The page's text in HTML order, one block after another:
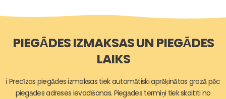
PIEGĀDES IZMAKSAS UN PIEGĀDES
LAIKS
ℹ️ Precīzas piegādes izmaksas tiek automātiski aprēķinātas grozā pēc
piegādes adreses ievadīšanas. Piegādes termiņi tiek skaitīti no